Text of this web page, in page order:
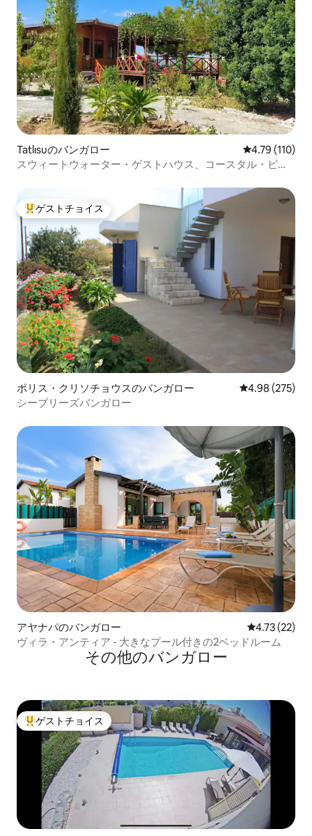
Tatlısuのバンガロー レビュー110
4.79 (110)
スウィートウォーター・ゲストハウス、コースタル・ビレ
大好評のゲストチョイスです。
ゲストチョイス
ポリス・クリソチョウスのバンガロー レビュー275
4.98 (275)
シーブリーズバンガロー
アヤナパのバンガロー レビュー22
4.73 (22)
ヴィラ・アンティア - 大きなプール付きの2ベッドルーム
その他のバンガロー
大好評のゲストチョイスです。
ゲストチョイス